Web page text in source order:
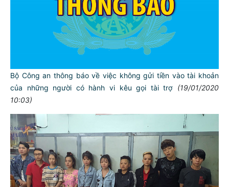
Bộ Công an thông báo về việc không gửi tiền vào tài khoản
của những người có hành vi kêu gọi tài trợ
(19/01/2020
10:03)